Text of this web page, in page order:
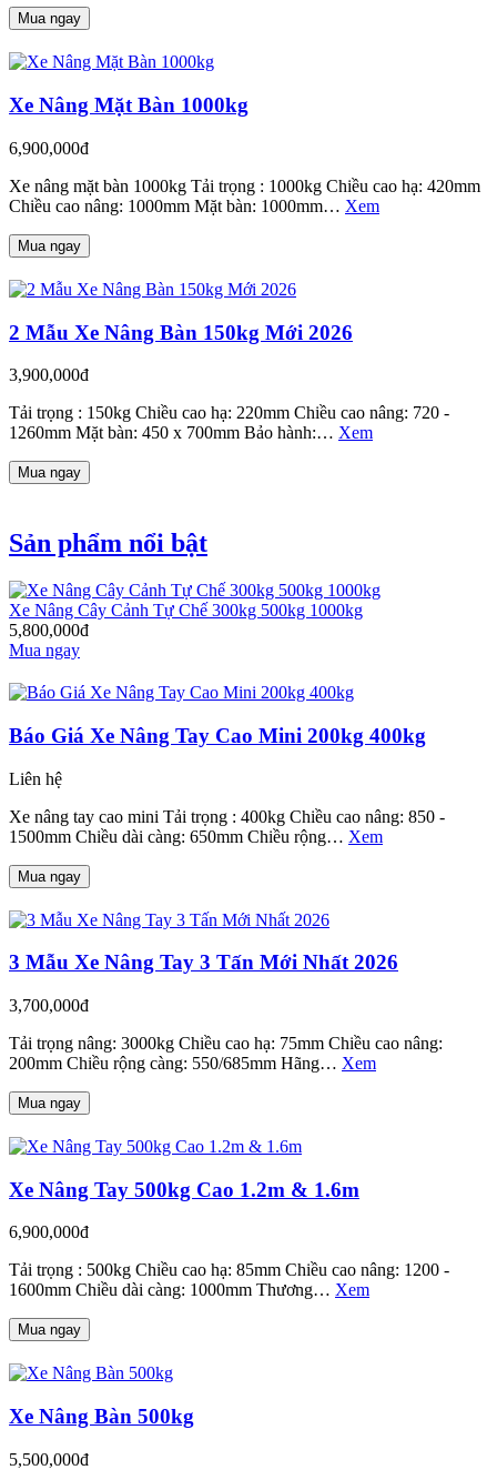
Mua ngay
Xe Nâng Mặt Bàn 1000kg
6,900,000đ
Xe nâng mặt bàn 1000kg Tải trọng : 1000kg Chiều cao hạ: 420mm
Chiều cao nâng: 1000mm Mặt bàn: 1000mm… Xem
Mua ngay
2 Mẫu Xe Nâng Bàn 150kg Mới 2026
3,900,000đ
Tải trọng : 150kg Chiều cao hạ: 220mm Chiều cao nâng: 720 -
1260mm Mặt bàn: 450 x 700mm Bảo hành:… Xem
Mua ngay
Sản phẩm nổi bật
Xe Nâng Cây Cảnh Tự Chế 300kg 500kg 1000kg
5,800,000đ
Mua ngay
Báo Giá Xe Nâng Tay Cao Mini 200kg 400kg
Liên hệ
Xe nâng tay cao mini Tải trọng : 400kg Chiều cao nâng: 850 -
1500mm Chiều dài càng: 650mm Chiều rộng… Xem
Mua ngay
3 Mẫu Xe Nâng Tay 3 Tấn Mới Nhất 2026
3,700,000đ
Tải trọng nâng: 3000kg Chiều cao hạ: 75mm Chiều cao nâng:
200mm Chiều rộng càng: 550/685mm Hãng… Xem
Mua ngay
Xe Nâng Tay 500kg Cao 1.2m & 1.6m
6,900,000đ
Tải trọng : 500kg Chiều cao hạ: 85mm Chiều cao nâng: 1200 -
1600mm Chiều dài càng: 1000mm Thương… Xem
Mua ngay
Xe Nâng Bàn 500kg
5,500,000đ